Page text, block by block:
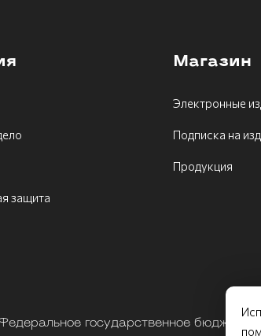
защита
Магазин
Электронные
Подписка на
Продукция
государственное